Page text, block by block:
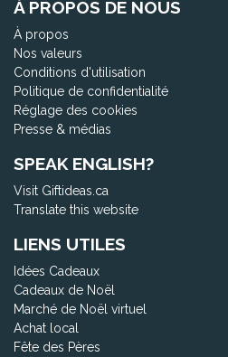
À PROPOS DE NOUS
À propos
Nos valeurs
Conditions d'utilisation
Politique de confidentialité
Réglage des cookies
Presse & médias
SPEAK ENGLISH?
Visit Giftideas.ca
Translate this website
LIENS UTILES
Idées Cadeaux
Cadeaux de Noël
Marché de Noël virtuel
Achat local
Fête des Pères